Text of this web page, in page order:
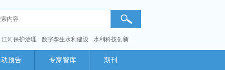
江河保护治理 数字孪生水利建设 水利科技创新
预告 专家智库 期刊